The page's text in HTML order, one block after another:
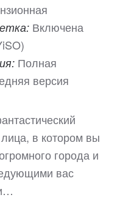
Включена
Полная
версия
в котором вы
города и
вас